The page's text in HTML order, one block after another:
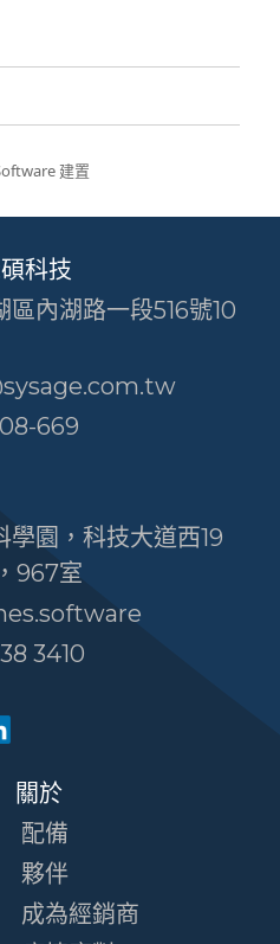
建置
科技
內湖路一段516號10
669
學園，科技大道西19
967室
3410
關於
配備
夥伴
成為經銷商